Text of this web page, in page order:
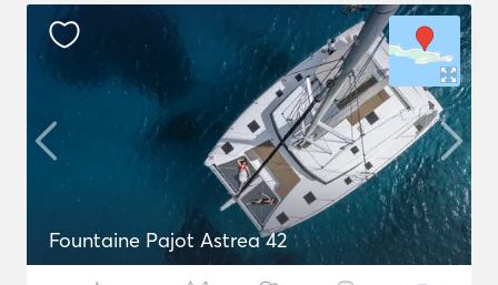
Fountaine Pajot Astrea 42